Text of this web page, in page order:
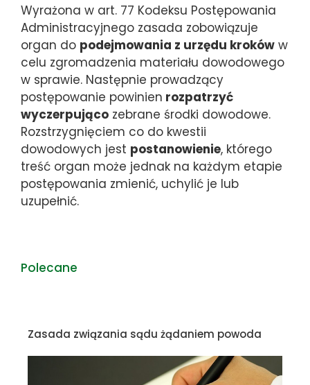
Wyrażona w art. 77 Kodeksu Postępowania
Administracyjnego zasada zobowiązuje
organ do podejmowania z urzędu kroków w
celu zgromadzenia materiału dowodowego
w sprawie. Następnie prowadzący
postępowanie powinien rozpatrzyć
wyczerpująco zebrane środki dowodowe.
Rozstrzygnięciem co do kwestii
dowodowych jest postanowienie, którego
treść organ może jednak na każdym etapie
postępowania zmienić, uchylić je lub
uzupełnić.
Polecane
Zasada związania sądu żądaniem powoda